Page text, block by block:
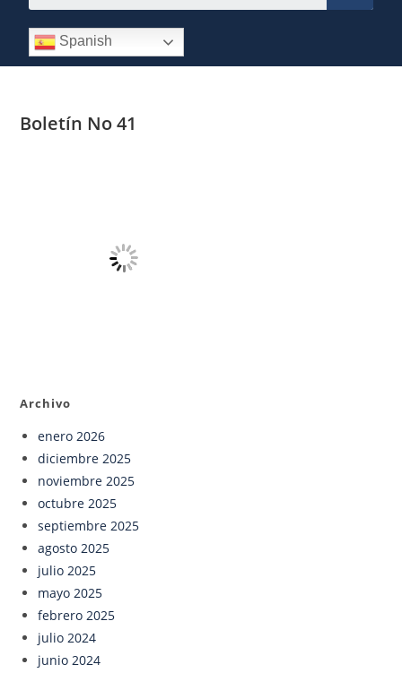
Spanish
Boletín No 41
Archivo
enero 2026
diciembre 2025
noviembre 2025
octubre 2025
septiembre 2025
agosto 2025
julio 2025
mayo 2025
febrero 2025
julio 2024
junio 2024